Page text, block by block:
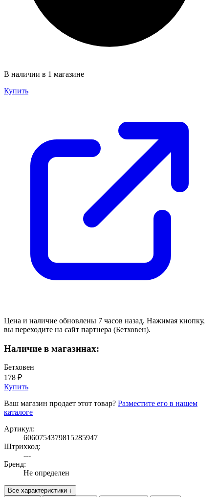
В наличии в 1 магазине
Купить
Цена и наличие обновлены 7 часов назад. Нажимая кнопку,
вы переходите на сайт партнера (Бетховен).
Наличие в магазинах:
Бетховен
178 ₽
Купить
Ваш магазин продает этот товар? Разместите его в нашем
каталоге
Артикул:
6060754379815285947
Штрихкод:
---
Бренд:
Не определен
Все характеристики ↓